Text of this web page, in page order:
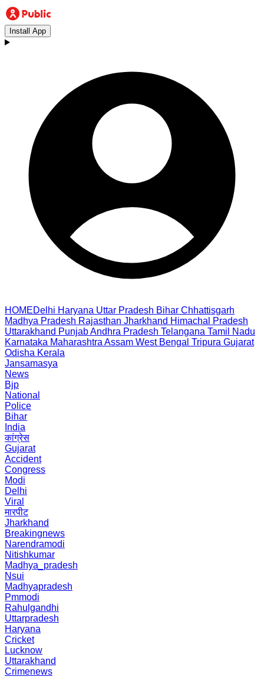
Install App
HOMEDelhi Haryana Uttar Pradesh Bihar Chhattisgarh
Madhya Pradesh Rajasthan Jharkhand Himachal Pradesh
Uttarakhand PunjabAndhra Pradesh Telangana Tamil Nadu
Karnataka Maharashtra Assam West Bengal Tripura Gujarat
Odisha Kerala
Jansamasya
News
Bjp
National
Police
Bihar
India
कांग्रेस
Gujarat
Accident
Congress
Modi
Delhi
Viral
मारपीट
Jharkhand
Breakingnews
Narendramodi
Nitishkumar
Madhya_pradesh
Nsui
Madhyapradesh
Pmmodi
Rahulgandhi
Uttarpradesh
Haryana
Cricket
Lucknow
Uttarakhand
Crimenews